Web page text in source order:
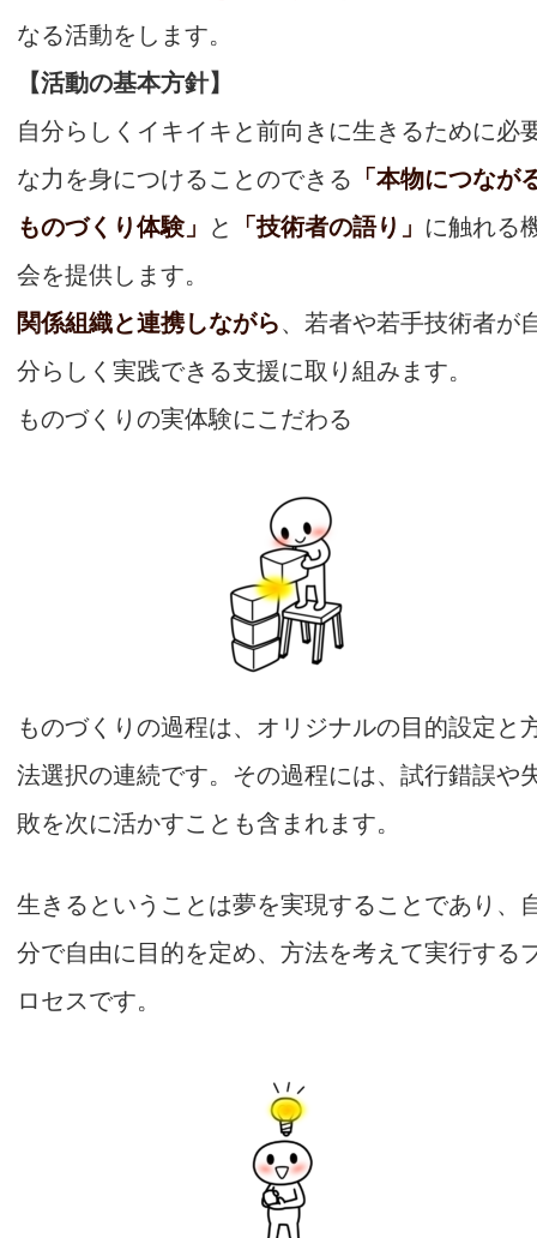
なる活動をします。
【活動の基本方針】
自分らしくイキイキと前向きに生きるために必
な力を身につけることのできる 「本物につなが
ものづくり体験」 と 「技術者の語り」 に触れる
会を提供します。
関係組織と連携しながら、若者や若手技術者が
分らしく実践できる支援に取り組みます。
ものづくりの実体験にこだわる
ものづくりの過程は、オリジナルの目的設定と
法選択の連続です。その過程には、試行錯誤や
敗を次に活かすことも含まれます。
生きるということは夢を実現することであり、
分で自由に目的を定め、方法を考えて実行する
ロセスです。